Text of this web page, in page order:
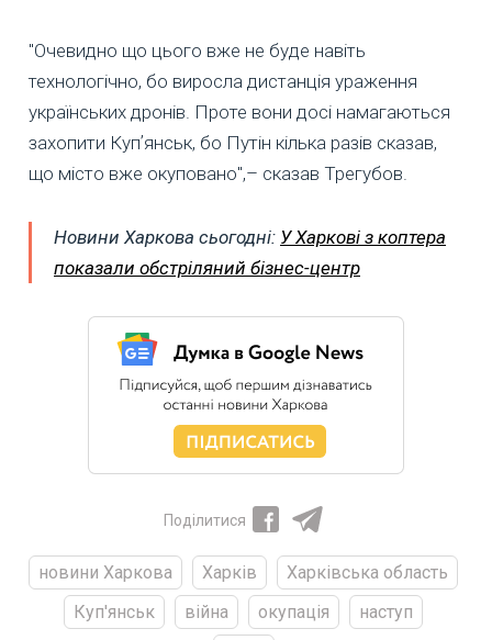
"Очевидно що цього вже не буде навіть
технологічно, бо виросла дистанція ураження
українських дронів. Проте вони досі намагаються
захопити Купʼянськ, бо Путін кілька разів сказав,
що місто вже окуповано",– сказав Трегубов.
Новини Харкова сьогодні: У Харкові з коптера
показали обстріляний бізнес-центр
Поділитися
новини Харкова Харків
Харківська область
Куп'янськ
війна окупація
наступ